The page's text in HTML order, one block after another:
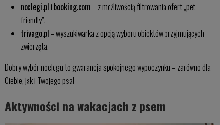
noclegi.pli booking.com – z możliwością filtrowania ofert „pet-
friendly”,
trivago.pl – wyszukiwarka z opcją wyboru obiektów przyjmujących
zwierzęta.
Dobry wybór noclegu to gwarancja spokojnego wypoczynku – zarówno dla
Ciebie, jak i Twojego psa!
Aktywności na wakacjach z psem